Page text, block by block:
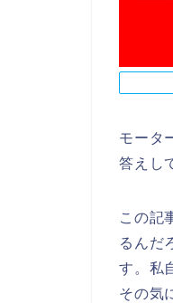
モータ
答えし
この記
るんだ
す。私
その気